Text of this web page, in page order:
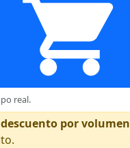
real.
por volumen